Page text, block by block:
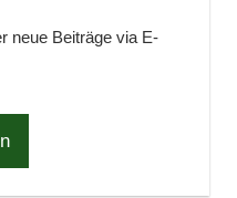
neue Beiträge via E-